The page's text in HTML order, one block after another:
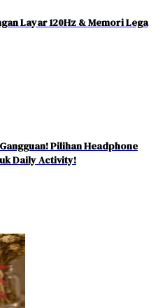
Layar 120Hz & Memori Lega
Pilihan Headphone
Daily Activity!